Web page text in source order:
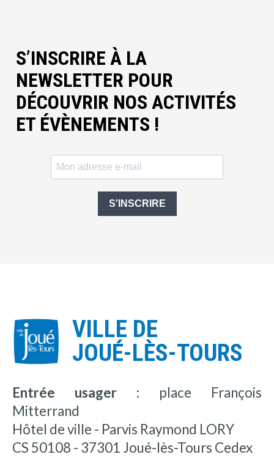
S’INSCRIRE À LA
NEWSLETTER POUR
DÉCOUVRIR NOS ACTIVITÉS
ET ÉVÈNEMENTS !
S'INSCRIRE
VILLE DE
JOUÉ-LÈS-TOURS
Entrée usager : place François
Mitterrand
Hôtel de ville - Parvis Raymond LORY
CS 50108 - 37301 Joué-lès-Tours Cedex